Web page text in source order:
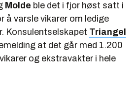
Molde ble det i fjor høst satt i
å varsle vikarer om ledige
Konsulentselskapet Triangel
at det går med 1.200
og ekstravakter i hele